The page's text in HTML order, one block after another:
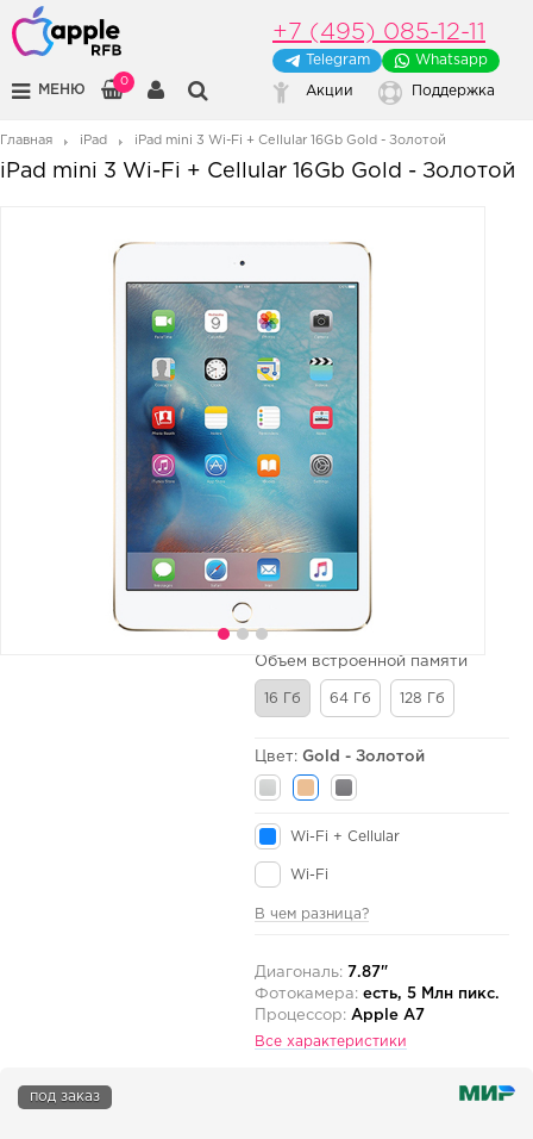
МЕНЮ
0
+7 (495) 085-12-11
Telegram Whatsapp
Акции Поддержка
Главная iPad iPad mini 3 Wi-Fi + Cellular 16Gb Gold - Золотой
iPad mini 3 Wi-Fi + Cellular 16Gb Gold - Золотой
Объем встроенной памяти
16 Гб 64 Гб 128 Гб
Цвет: Gold - Золотой
Wi-Fi + Cellular
Wi-Fi
В чем разница?
Диагональ: 7.87"
Фотокамера: есть, 5 Млн пикс.
Процессор: Apple A7
Все характеристики
под заказ